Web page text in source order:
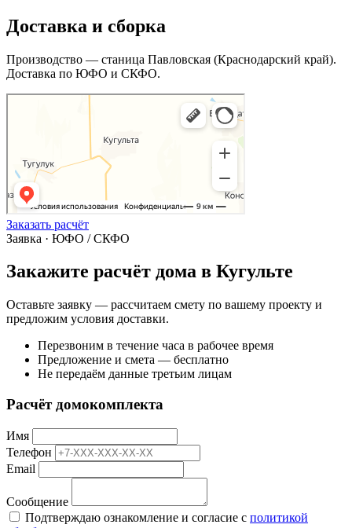
Доставка и сборка
Производство — станица Павловская (Краснодарский край).
Доставка по ЮФО и СКФО.
Заказать расчёт
Заявка · ЮФО / СКФО
Закажите расчёт дома в Кугульте
Оставьте заявку — рассчитаем смету по вашему проекту и
предложим условия доставки.
Перезвоним в течение часа в рабочее время
Предложение и смета — бесплатно
Не передаём данные третьим лицам
Расчёт домокомплекта
Имя
Телефон
Email
Сообщение
Подтверждаю ознакомление и согласие с политикой